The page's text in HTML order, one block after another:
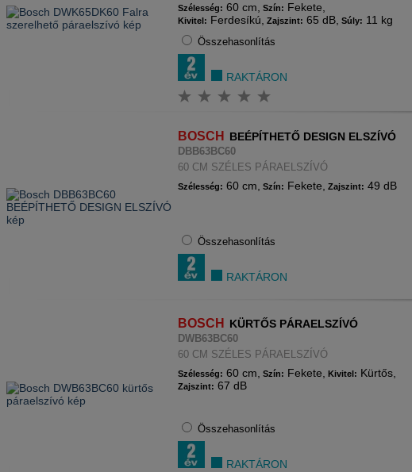
Szélesség: 60 cm, Szín: Fekete,
Kivitel: Ferdesíkú, Zajszint: 65 dB, Súly: 11 kg
Összehasonlítás
RAKTÁRON
BOSCH BEÉPÍTHETŐ DESIGN ELSZÍVÓ
DBB63BC60
60 CM SZÉLES PÁRAELSZÍVÓ
Szélesség: 60 cm, Szín: Fekete, Zajszint: 49 dB
Összehasonlítás
RAKTÁRON
BOSCH KÜRTŐS PÁRAELSZÍVÓ
DWB63BC60
60 CM SZÉLES PÁRAELSZÍVÓ
Szélesség: 60 cm, Szín: Fekete, Kivitel: Kürtős,
Zajszint: 67 dB
Összehasonlítás
RAKTÁRON